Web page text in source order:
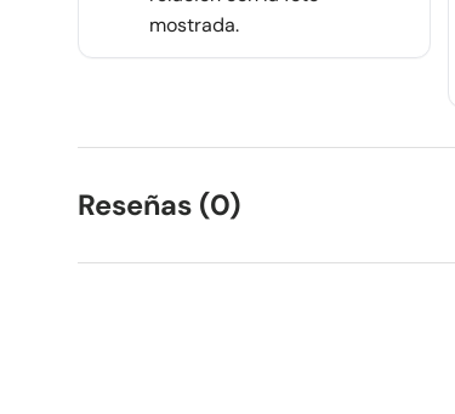
mostrada.
Reseñas (0)